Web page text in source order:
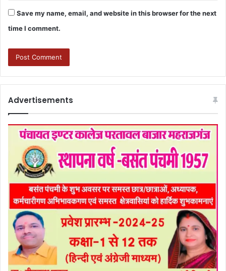
Save my name, email, and website in this browser for the next
time I comment.
Advertisements